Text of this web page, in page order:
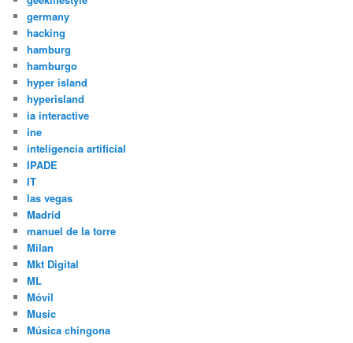
germany
hacking
hamburg
hamburgo
hyper island
hyperisland
ia interactive
ine
inteligencia artificial
IPADE
IT
las vegas
Madrid
manuel de la torre
Milan
Mkt Digital
ML
Móvil
Music
Música chingona